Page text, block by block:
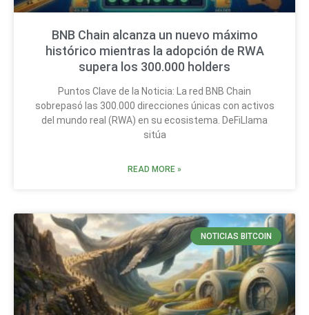
BNB Chain alcanza un nuevo máximo
histórico mientras la adopción de RWA
supera los 300.000 holders
Puntos Clave de la Noticia: La red BNB Chain
sobrepasó las 300.000 direcciones únicas con activos
del mundo real (RWA) en su ecosistema. DeFiLlama
sitúa
READ MORE »
NOTICIAS BITCOIN